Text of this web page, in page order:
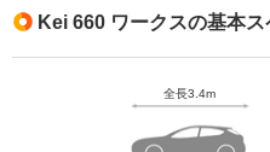
Kei 660 ワークスの基本ス
全長3.4m